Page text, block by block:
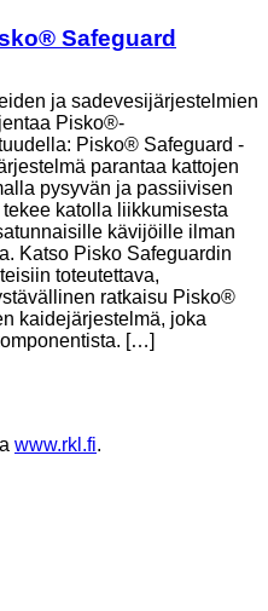
Safeguard
ja sadevesijärjestelmien
Pisko®-
Pisko® Safeguard -
parantaa kattojen
pysyvän ja passiivisen
katolla liikkumisesta
kävijöille ilman
Katso Pisko Safeguardin
toteutettava,
ratkaisu Pisko®
kaidejärjestelmä, joka
[…]
www.rkl.fi.